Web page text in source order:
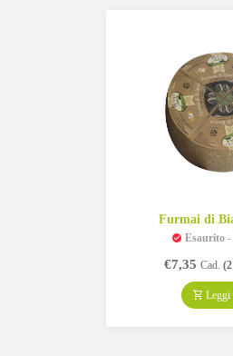
Furmai di
Esaurito -
€7,35 Cad.
Leggi